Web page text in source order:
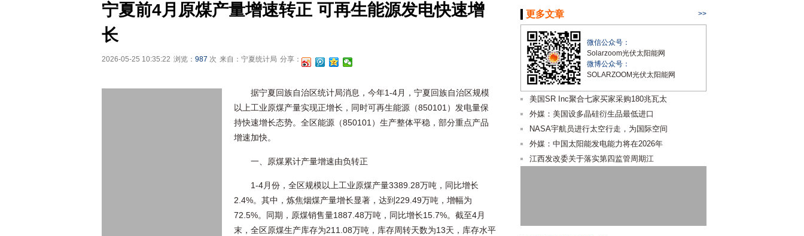
宁夏前4月原煤产量增速转正 可再生能源发电快速增
长
2026-05-25 10:35:22 浏览： 987 次 来自：宁夏统计局 分享：
据宁夏回族自治区统计局消息，今年1-4月，宁夏回族自治区规模
以上工业原煤产量实现正增长，同时可再生能源（850101）发电量保
持快速增长态势。全区能源（850101）生产整体平稳，部分重点产品
增速加快。
一、原煤累计产量增速由负转正
1-4月份，全区规模以上工业原煤产量3389.28万吨，同比增长
2.4%。其中，炼焦烟煤产量增长显著，达到229.49万吨，增幅为
72.5%。同期，原煤销售量1887.48万吨，同比增长15.7%。截至4月
末，全区原煤生产库存为211.08万吨，库存周转天数为13天，库存水平
更多文章 >>
微信公众号：
Solarzoom光伏太阳能网
微博公众号：
SOLARZOOM光伏太阳能网
美国SR Inc聚合七家买家采购180兆瓦太
外媒：美国设多晶硅衍生品最低进口
NASA宇航员进行太空行走，为国际空间
外媒：中国太阳能发电能力将在2026年
江西发改委关于落实第四监管周期江